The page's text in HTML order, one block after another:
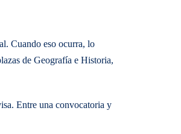
Cuando eso ocurra, lo
de Geografía e Historia,
Entre una convocatoria y